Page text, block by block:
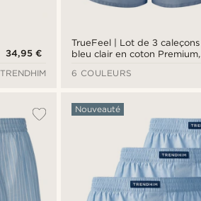
34,95 €
TRENDHIM
TrueFeel | Lot de 3 caleçons
bleu clair en coton Premium,
6 COULEURS
Nouveauté